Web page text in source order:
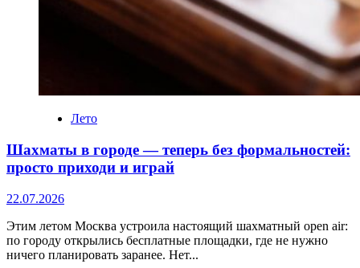
Лето
Шахматы в городе — теперь без формальностей:
просто приходи и играй
22.07.2026
Этим летом Москва устроила настоящий шахматный open air:
по городу открылись бесплатные площадки, где не нужно
ничего планировать заранее. Нет...